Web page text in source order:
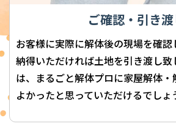
ご確認・引き渡
お客様に実際に解体後の現場を確
納得いただければ土地を引き渡し致
は、まるごと解体プロに家屋解体・
よかったと思っていただけるでしょ